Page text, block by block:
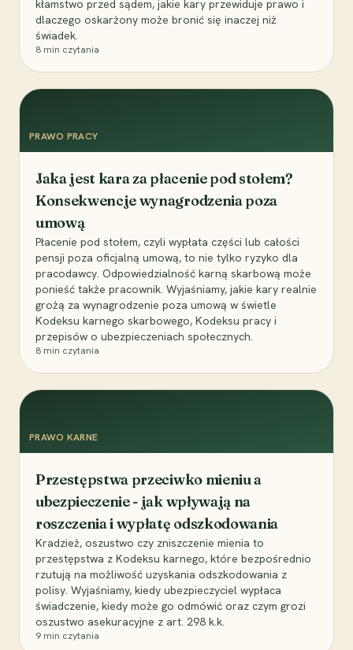
kłamstwo przed sądem, jakie kary przewiduje prawo i
dlaczego oskarżony może bronić się inaczej niż
świadek.
8 min czytania
PRAWO PRACY
Jaka jest kara za płacenie pod stołem?
Konsekwencje wynagrodzenia poza
umową
Płacenie pod stołem, czyli wypłata części lub całości
pensji poza oficjalną umową, to nie tylko ryzyko dla
pracodawcy. Odpowiedzialność karną skarbową może
ponieść także pracownik. Wyjaśniamy, jakie kary realnie
grożą za wynagrodzenie poza umową w świetle
Kodeksu karnego skarbowego, Kodeksu pracy i
przepisów o ubezpieczeniach społecznych.
8 min czytania
PRAWO KARNE
Przestępstwa przeciwko mieniu a
ubezpieczenie - jak wpływają na
roszczenia i wypłatę odszkodowania
Kradzież, oszustwo czy zniszczenie mienia to
przestępstwa z Kodeksu karnego, które bezpośrednio
rzutują na możliwość uzyskania odszkodowania z
polisy. Wyjaśniamy, kiedy ubezpieczyciel wypłaca
świadczenie, kiedy może go odmówić oraz czym grozi
oszustwo asekuracyjne z art. 298 k.k.
9 min czytania